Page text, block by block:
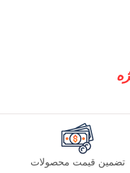
تضمین قیمت محصولات